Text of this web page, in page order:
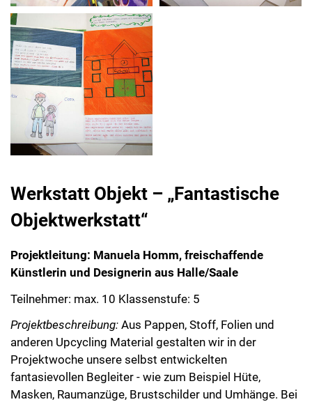
Werkstatt Objekt – „Fantastische
Objektwerkstatt“
Projektleitung: Manuela Homm, freischaffende
Künstlerin und Designerin aus Halle/Saale
Teilnehmer: max. 10 Klassenstufe: 5
Projektbeschreibung: Aus Pappen, Stoff, Folien und
anderen Upcycling Material gestalten wir in der
Projektwoche unsere selbst entwickelten
fantasievollen Begleiter - wie zum Beispiel Hüte,
Masken, Raumanzüge, Brustschilder und Umhänge. Bei